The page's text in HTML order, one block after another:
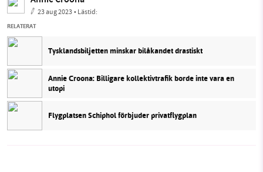
23 aug 2023• Lästid:
RELATERAT
Tysklandsbiljetten minskar bilåkandet drastiskt
Annie Croona: Billigare kollektivtrafik borde inte vara en
utopi
Flygplatsen Schiphol förbjuder privatflygplan